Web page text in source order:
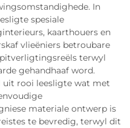
In
spesiale
kaarthouers en
vlieëniers betroubare
terwyl
gehandhaaf word.
uit rooi leesligte wat met
materiale ontwerp is
te bevredig, terwyl dit